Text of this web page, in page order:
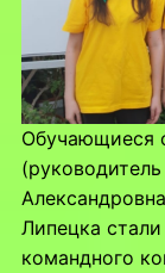
Обучающиеся
Липецка
командного